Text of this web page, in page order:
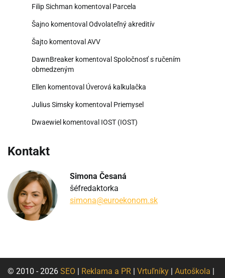
Filip Sichman komentoval Parcela
Šajno komentoval Odvolateľný akreditív
Šajto komentoval AVV
DawnBreaker komentoval Spoločnosť s ručením
obmedzeným
Ellen komentoval Úverová kalkulačka
Julius Simsky komentoval Priemysel
Dwaewiel komentoval IOST (IOST)
Kontakt
Simona Česaná
šéfredaktorka
simona@euroekonom.sk
© 2010 - 2026 SEO | Reklama a PR | Vrtuľníky | Autoškola |